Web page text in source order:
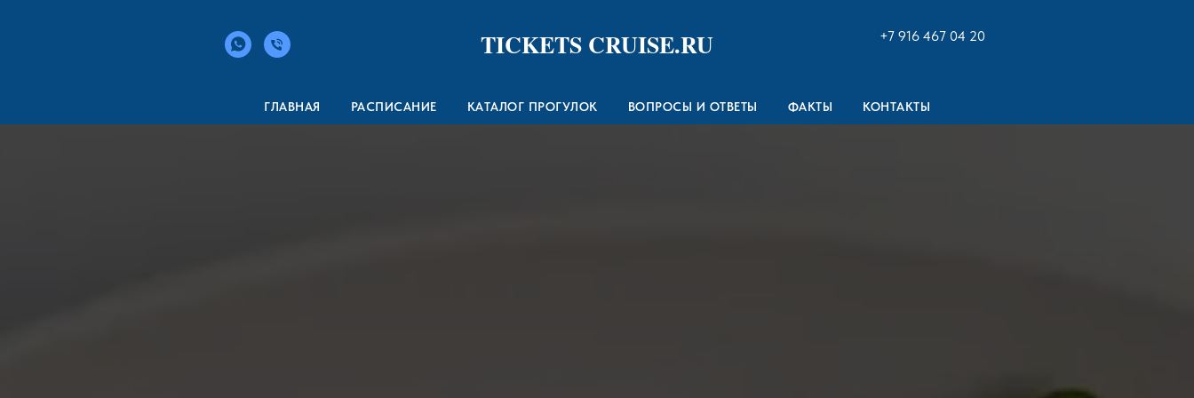
TICKETS CRUISE.RU +7 916 467 04 20
ГЛАВНАЯ РАСПИСАНИЕ КАТАЛОГ ПРОГУЛОК ВОПРОСЫ И ОТВЕТЫ ФАКТЫ КОНТАКТЫ